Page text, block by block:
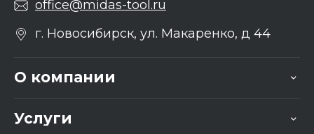
office@midas-tool.ru
г. Новосибирск, ул. Макаренко, д 44
О компании
Услуги